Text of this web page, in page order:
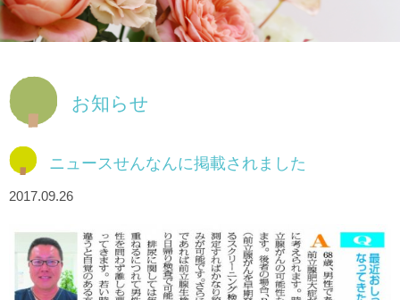
お知らせ
ニュースせんなんに掲載されました
2017.09.26